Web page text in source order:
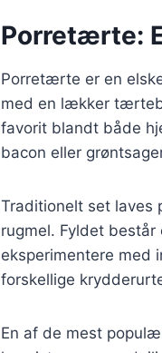
Porretærte:
Porretærte er en
med en lækker
favorit blandt både
bacon eller
Traditionelt set laves
rugmel. Fyldet
eksperimentere med
forskellige
En af de mest